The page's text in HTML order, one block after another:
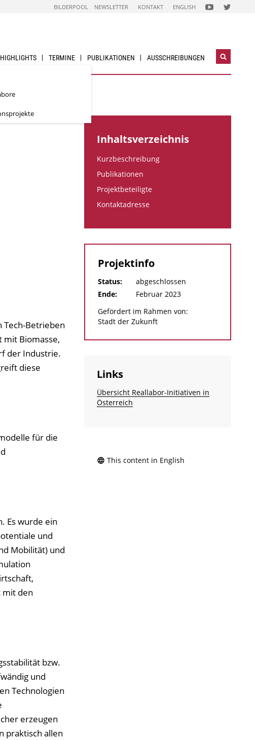
BILDERPOOL NEWSLETTER KONTAKT ENGLISH FOLGEN
SIE
FOLGEN
SIE
HIGHLIGHTS TERMINE PUBLIKATIONEN AUSSCHREIBUNGEN
Tech-Betrieben
Biomasse,
der Industrie.
diese
für die
Es wurde ein
und
Mobilität) und
mit den
bzw.
und
Technologien
erzeugen
praktisch allen
Inhaltsverzeichnis
Kurzbeschreibung
Publikationen
Projektbeteiligte
Kontaktadresse
Projektinfo
Status:
abgeschlossen
Ende:
Februar 2023
Gefördert im Rahmen von:
Stadt der Zukunft
Links
Übersicht Reallabor-Initiativen in
Österreich
This content in English